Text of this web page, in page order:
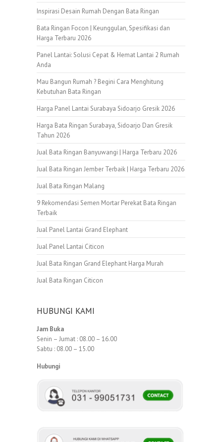
Inspirasi Desain Rumah Dengan Bata Ringan
Bata Ringan Focon | Keunggulan, Spesifikasi dan
Harga Terbaru 2026
Panel Lantai: Solusi Cepat & Hemat Lantai 2 Rumah
Anda
Mau Bangun Rumah ? Begini Cara Menghitung
Kebutuhan Bata Ringan
Harga Panel Lantai Surabaya Sidoarjo Gresik 2026
Harga Bata Ringan Surabaya, Sidoarjo Dan Gresik
Tahun 2026
Jual Bata Ringan Banyuwangi | Harga Terbaru 2026
Jual Bata Ringan Jember Terbaik | Harga Terbaru 2026
Jual Bata Ringan Malang
9 Rekomendasi Semen Mortar Perekat Bata Ringan
Terbaik
Jual Panel Lantai Grand Elephant
Jual Panel Lantai Citicon
Jual Bata Ringan Grand Elephant Harga Murah
Jual Bata Ringan Citicon
HUBUNGI KAMI
Jam Buka
Senin – Jumat : 08.00 – 16.00
Sabtu : 08.00 – 15.00
Hubungi